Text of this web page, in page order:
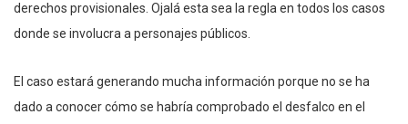
derechos provisionales. Ojalá esta sea la regla en todos los casos
donde se involucra a personajes públicos.
El caso estará generando mucha información porque no se ha
dado a conocer cómo se habría comprobado el desfalco en el